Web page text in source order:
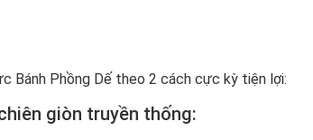
Bánh Phồng Dế theo 2 cách cực kỳ tiện lợi:
giòn truyền thống: